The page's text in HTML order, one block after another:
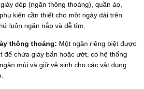
dép (ngăn thông thoáng), quần áo,
kiện cần thiết cho một ngày dài trên
luôn ngăn nắp và dễ tìm.
thông thoáng: Một ngăn riêng biệt được
để chứa giày bẩn hoặc ướt, có hệ thống
mùi và giữ vệ sinh cho các vật dụng